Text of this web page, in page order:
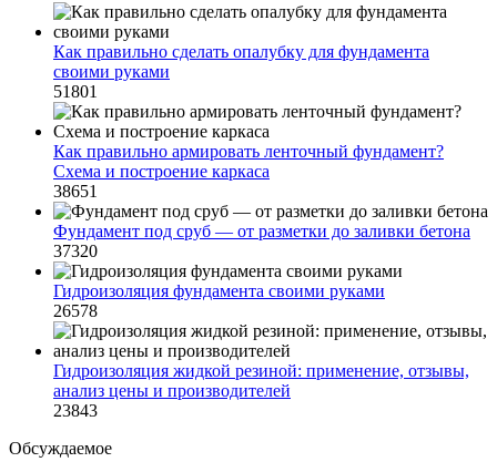
Как правильно сделать опалубку для фундамента
своими руками
51801
Как правильно армировать ленточный фундамент?
Схема и построение каркаса
38651
Фундамент под сруб — от разметки до заливки бетона
37320
Гидроизоляция фундамента своими руками
26578
Гидроизоляция жидкой резиной: применение, отзывы,
анализ цены и производителей
23843
Обсуждаемое